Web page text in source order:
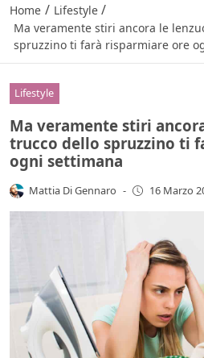
Home / Lifestyle /
Ma veramente stiri ancora le
spruzzino ti farà risparmiare ore
Lifestyle
Ma veramente stiri
trucco dello spruzzino ti
ogni settimana
Mattia Di Gennaro - 16 Marzo